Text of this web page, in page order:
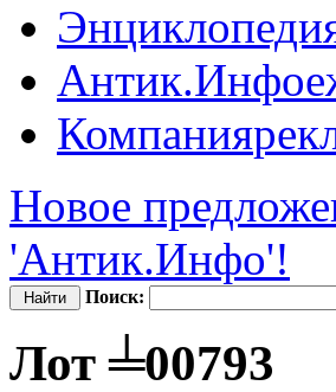
Антик.Инфо
Компания
Новое
'Антик.Инфо'!
Поиск:
Лот ╧00793